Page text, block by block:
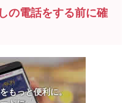
電話をする前に確